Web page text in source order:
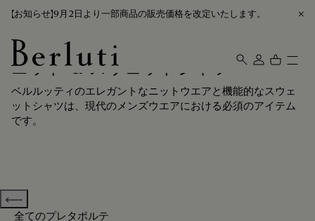
【お知らせ】9月2日より一部商品の販売価格を改定いたします。
Berluti homepage
ニット ＆ スウェットシャツ
ベルルッティのエレガントなニットウエアと機能的なスウェ
ットシャツは、現代のメンズウエアにおける必須のアイテム
です。
Previous categories
全てのプレタポルテ